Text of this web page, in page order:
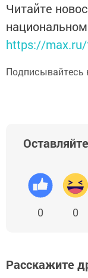
Читайте
https://
Подписывайтесь
0 0
Расскажите